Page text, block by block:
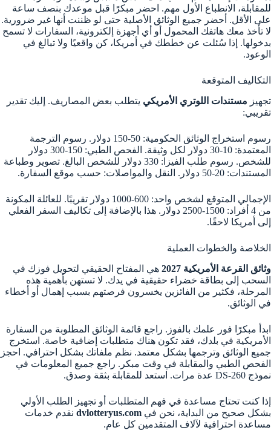
للمقابلة، الانطباع الأول مهم. احضر مبكرًا قبل موعدك بنصف ساعة
على الأقل. أحضر جميع الوثائق الأصلية حتى لو ظننت أنها غير ضرورية.
لا تأخذ معك هاتفك المحمول أو أي أجهزة إلكترونية، السفارات لا تسمح
بدخولها. إذا سُئلت عن خططك في أمريكا، كن واقعيًا ولا تبالغ في
الوعود.
التكاليف المتوقعة
تجهيز مستندات اللوتري الأمريكي يتطلب بعض المصاريف. إليك تقدير
تقريبي:
رسوم استخراج الوثائق الحكومية: 50-150 دولار. رسوم الترجمة
المعتمدة: 10-30 دولار لكل وثيقة. الفحص الطبي: 150-300 دولار
للشخص. رسوم طلب الفيزا: 330 دولار للشخص البالغ. تصوير وطباعة
المستندات: 20-50 دولار. النقل والمواصلات: حسب موقع السفارة.
الإجمالي المتوقع لشخص واحد: 600-1000 دولار تقريبًا. للعائلة المكونة
من 4 أفراد: 1500-2500 دولار. هذا بالإضافة إلى تكاليف السفر الفعلي
إلى أمريكا لاحقًا.
الخلاصة والخطوات العملية
وثائق القرعة الأمريكية 2027
هي المفتاح الحقيقي لتحويل فوزك في
السحب إلى بطاقة خضراء حقيقية في يدك. لا تستهن بأهمية هذه
المرحلة، فكثير من الفائزين يخسرون فرصتهم بسبب إهمال أو أخطاء
في الوثائق.
ابدأ مبكرًا فور علمك بالفوز. راجع قائمة الوثائق المطلوبة من السفارة
الأمريكية في بلدك، فقد تكون هناك متطلبات إضافية خاصة. استخرج
جميع الوثائق وترجمها بشكل معتمد. نظم ملفاتك بشكل احترافي. احجز
الفحص الطبي والمقابلة في وقت مبكر. راجع جميع المعلومات في
نموذج DS-260 عدة مرات. استعد للمقابلة بثقة وصدق.
إذا كنت تحتاج مساعدة في فهم المتطلبات أو تجهيز الطلب الأولي
بشكل صحيح من البداية، نحن في dvlotteryus.com نقدم خدمات
مساعدة احترافية لآلاف المتقدمين كل عام.